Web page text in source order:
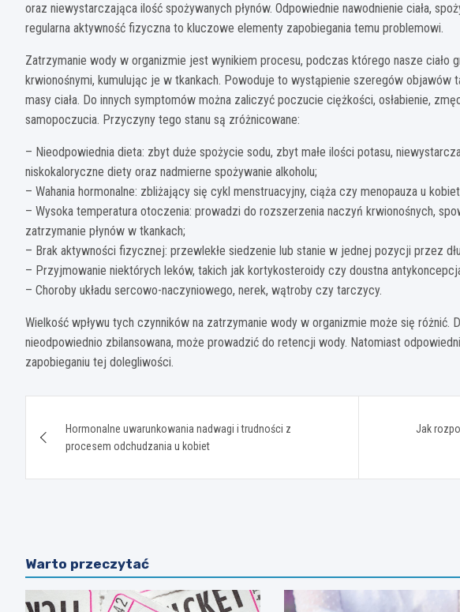
oraz niewystarczająca ilość spożywanych płynów. Odpowiednie nawodnienie ciała,
regularna aktywność fizyczna to kluczowe elementy zapobiegania temu problemowi.
Zatrzymanie wody w organizmie jest wynikiem procesu, podczas którego nasze ciało
krwionośnymi, kumulując je w tkankach. Powoduje to wystąpienie szeregów objawów
masy ciała. Do innych symptomów można zaliczyć poczucie ciężkości, osłabienie,
samopoczucia. Przyczyny tego stanu są zróżnicowane:
– Nieodpowiednia dieta: zbyt duże spożycie sodu, zbyt małe ilości potasu,
niskokaloryczne diety oraz nadmierne spożywanie alkoholu;
– Wahania hormonalne: zbliżający się cykl menstruacyjny, ciąża czy menopauza u
– Wysoka temperatura otoczenia: prowadzi do rozszerzenia naczyń krwionośnych,
zatrzymanie płynów w tkankach;
– Brak aktywności fizycznej: przewlekłe siedzenie lub stanie w jednej pozycji przez
– Przyjmowanie niektórych leków, takich jak kortykosteroidy czy doustna
– Choroby układu sercowo-naczyniowego, nerek, wątroby czy tarczycy.
Wielkość wpływu tych czynników na zatrzymanie wody w organizmie może się
nieodpowiednio zbilansowana, może prowadzić do retencji wody. Natomiast
zapobieganiu tej dolegliwości.
wpisuHormonalne uwarunkowania nadwagi i trudności z
procesem odchudzania u kobiet
Jak
Warto przeczytać